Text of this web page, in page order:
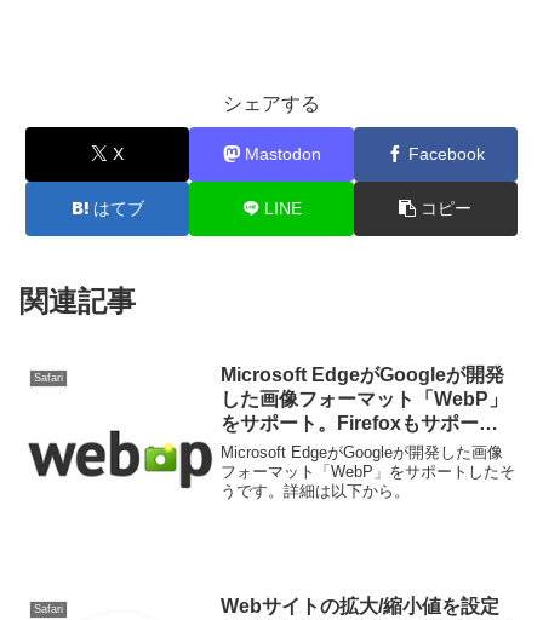
シェアする
X Mastodon Facebook
はてブ LINE コピー
関連記事
Safari
Microsoft EdgeがGoogleが開発
した画像フォーマット「WebP」
をサポート。Firefoxもサポート
する方向へ。
Microsoft EdgeがGoogleが開発した画像
フォーマット「WebP」をサポートしたそ
うです。詳細は以下から。
Safari
Webサイトの拡大/縮小値を設定